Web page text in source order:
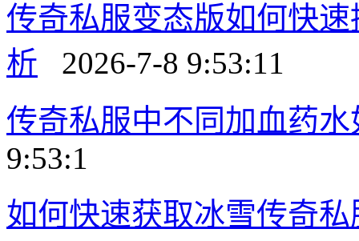
传奇私服变态版如何快
析 2026-7-8 9:53:11
传奇私服中不同加血药
9:53:1
如何快速获取冰雪传奇